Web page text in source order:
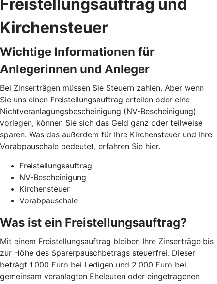
Freistellungsauftrag und
Kirchensteuer
Wichtige Informationen für
Anlegerinnen und Anleger
Bei Zinserträgen müssen Sie Steuern zahlen. Aber wenn
Sie uns einen Freistellungsauftrag erteilen oder eine
Nichtveranlagungsbescheinigung (NV-Bescheinigung)
vorlegen, können Sie sich das Geld ganz oder teilweise
sparen. Was das außerdem für Ihre Kirchensteuer und Ihre
Vorabpauschale bedeutet, erfahren Sie hier.
Freistellungsauftrag
NV-Bescheinigung
Kirchensteuer
Vorabpauschale
Was ist ein Freistellungsauftrag?
Mit einem Freistellungsauftrag bleiben Ihre Zinserträge bis
zur Höhe des Sparerpauschbetrags steuerfrei. Dieser
beträgt 1.000 Euro bei Ledigen und 2.000 Euro bei
gemeinsam veranlagten Eheleuten oder eingetragenen